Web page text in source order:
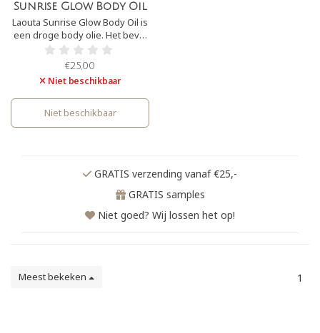
Sunrise Glow Body Oil
Laouta Sunrise Glow Body Oil is
een droge body olie. Het bevat
voedende oliën die de huid
hydrateren en geeft de huid
een rosé gouden, parelmoeder
glans. Het bevat een heerlijke
zomerse geur van vanillie,
bergamot en peachy rose.
€25,00
Niet beschikbaar
Niet beschikbaar
GRATIS verzending vanaf €25,-
GRATIS samples
Niet goed? Wij lossen het op!
Meest bekeken 1